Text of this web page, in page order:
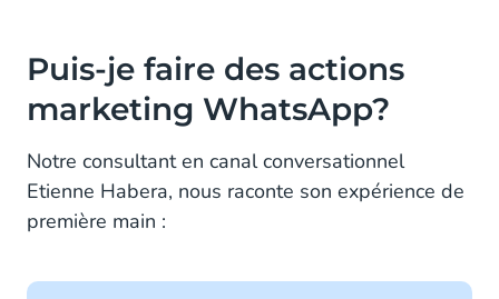
via WhatsApp?
Puis-je faire des actions
marketing WhatsApp?
Notre consultant en canal conversationnel
Etienne Habera, nous raconte son expérience de
première main :